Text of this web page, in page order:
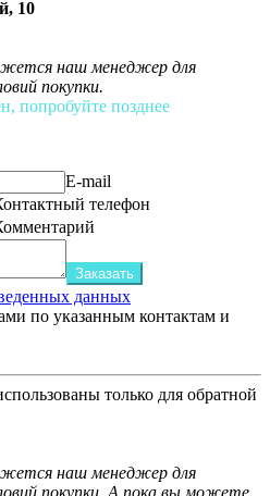
10
наш менеджер для
покупки.
попробуйте позднее
E-mail
телефон
Заказать
данных
по указанным контактам и
только для обратной
наш менеджер для
покупки. А пока вы можете